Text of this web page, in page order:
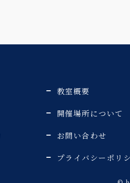
教室概要
開催場所について
お問い合わせ
プライバシーポリ